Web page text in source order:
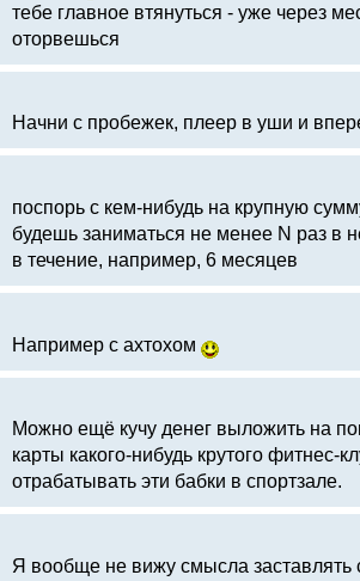
тебе главное втянуться - уже через
оторвешься
Начни с пробежек, плеер в уши и
поспорь с кем-нибудь на крупную
будешь заниматься не менее N раз в
в течение, например, 6 месяцев
Например с ахтохом
Можно ещё кучу денег выложить на
карты какого-нибудь крутого фитнес-
отрабатывать эти бабки в спортзале.
Я вообще не вижу смысла заставлять